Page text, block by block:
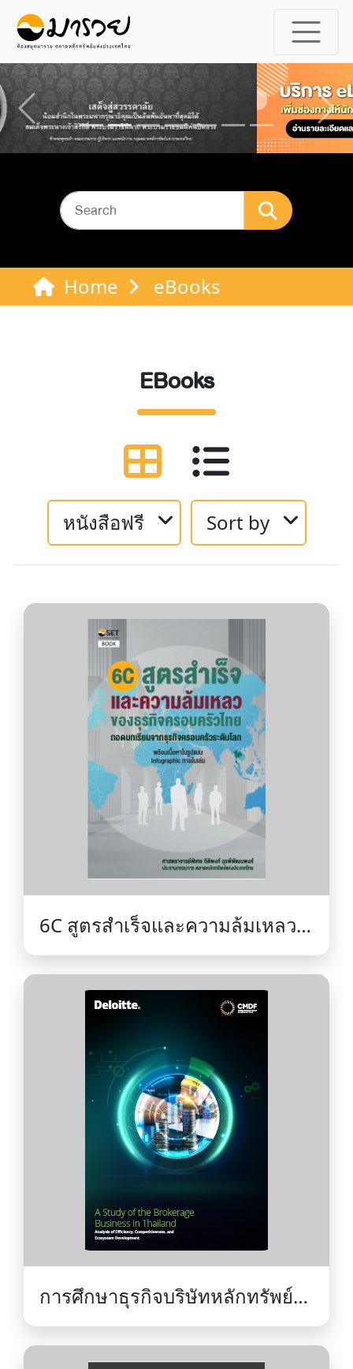
Previous
Home eBooks
EBooks
หนังสือฟรี Sort by
6C สูตรสำเร็จและความล้มเหลว
ของธุรกิจครอบครัวไทย : ถอดบท
เรียนจากธุรกิจครอบครัวระดับ
การศึกษาธุรกิจบริษัทหลักทรัพย์
ในประเทศไทย: การวิเคราะห์
ประสิทธิภาพ ความสามารถใน